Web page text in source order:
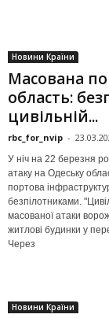
Новини Країни
Масована
область:
цивільній...
rbc_for_nvip -
У ніч на 22 березня
атаку на Одеську
портова
безпілотниками.
масованої атаки
житлові будинки у
Через
Новини Країни